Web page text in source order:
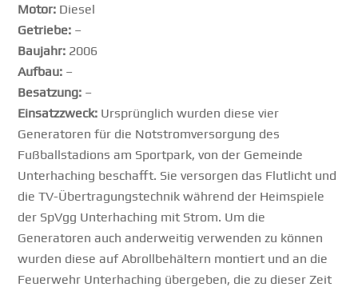
Motor: Diesel
Getriebe: –
Baujahr: 2006
Aufbau: –
Besatzung: –
Einsatzzweck: Ursprünglich wurden diese vier
Generatoren für die Notstromversorgung des
Fußballstadions am Sportpark, von der Gemeinde
Unterhaching beschafft. Sie versorgen das Flutlicht und
die TV-Übertragungstechnik während der Heimspiele
der SpVgg Unterhaching mit Strom. Um die
Generatoren auch anderweitig verwenden zu können
wurden diese auf Abrollbehältern montiert und an die
Feuerwehr Unterhaching übergeben, die zu dieser Zeit